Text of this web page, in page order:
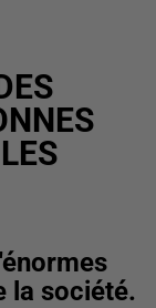
la société.